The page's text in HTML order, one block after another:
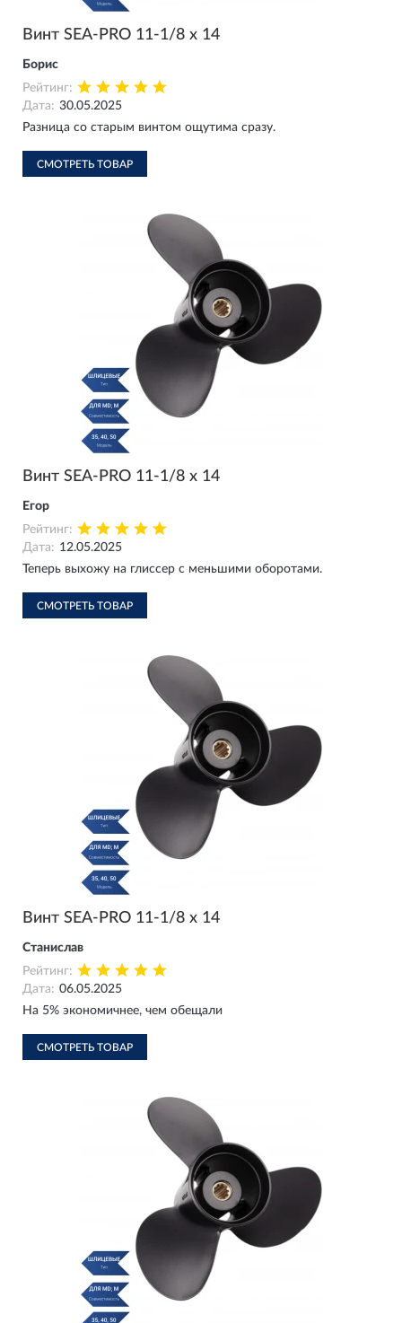
Винт SEA-PRO 11-1/8 х 14
Борис
Рейтинг:
Дата: 30.05.2025
Разница со старым винтом ощутима сразу.
СМОТРЕТЬ ТОВАР
Винт SEA-PRO 11-1/8 х 14
Егор
Рейтинг:
Дата: 12.05.2025
Теперь выхожу на глиссер с меньшими оборотами.
СМОТРЕТЬ ТОВАР
Винт SEA-PRO 11-1/8 х 14
Станислав
Рейтинг:
Дата: 06.05.2025
На 5% экономичнее, чем обещали
СМОТРЕТЬ ТОВАР